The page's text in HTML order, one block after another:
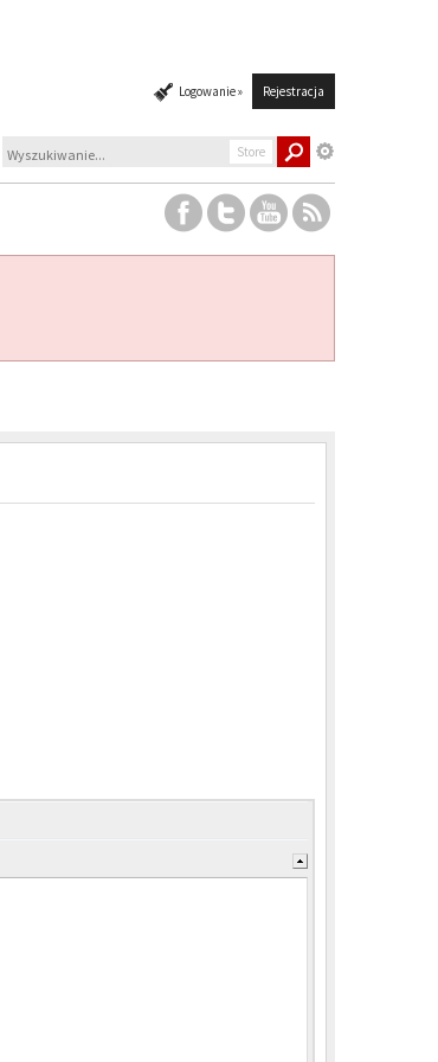
Logowanie » Rejestracja
Store